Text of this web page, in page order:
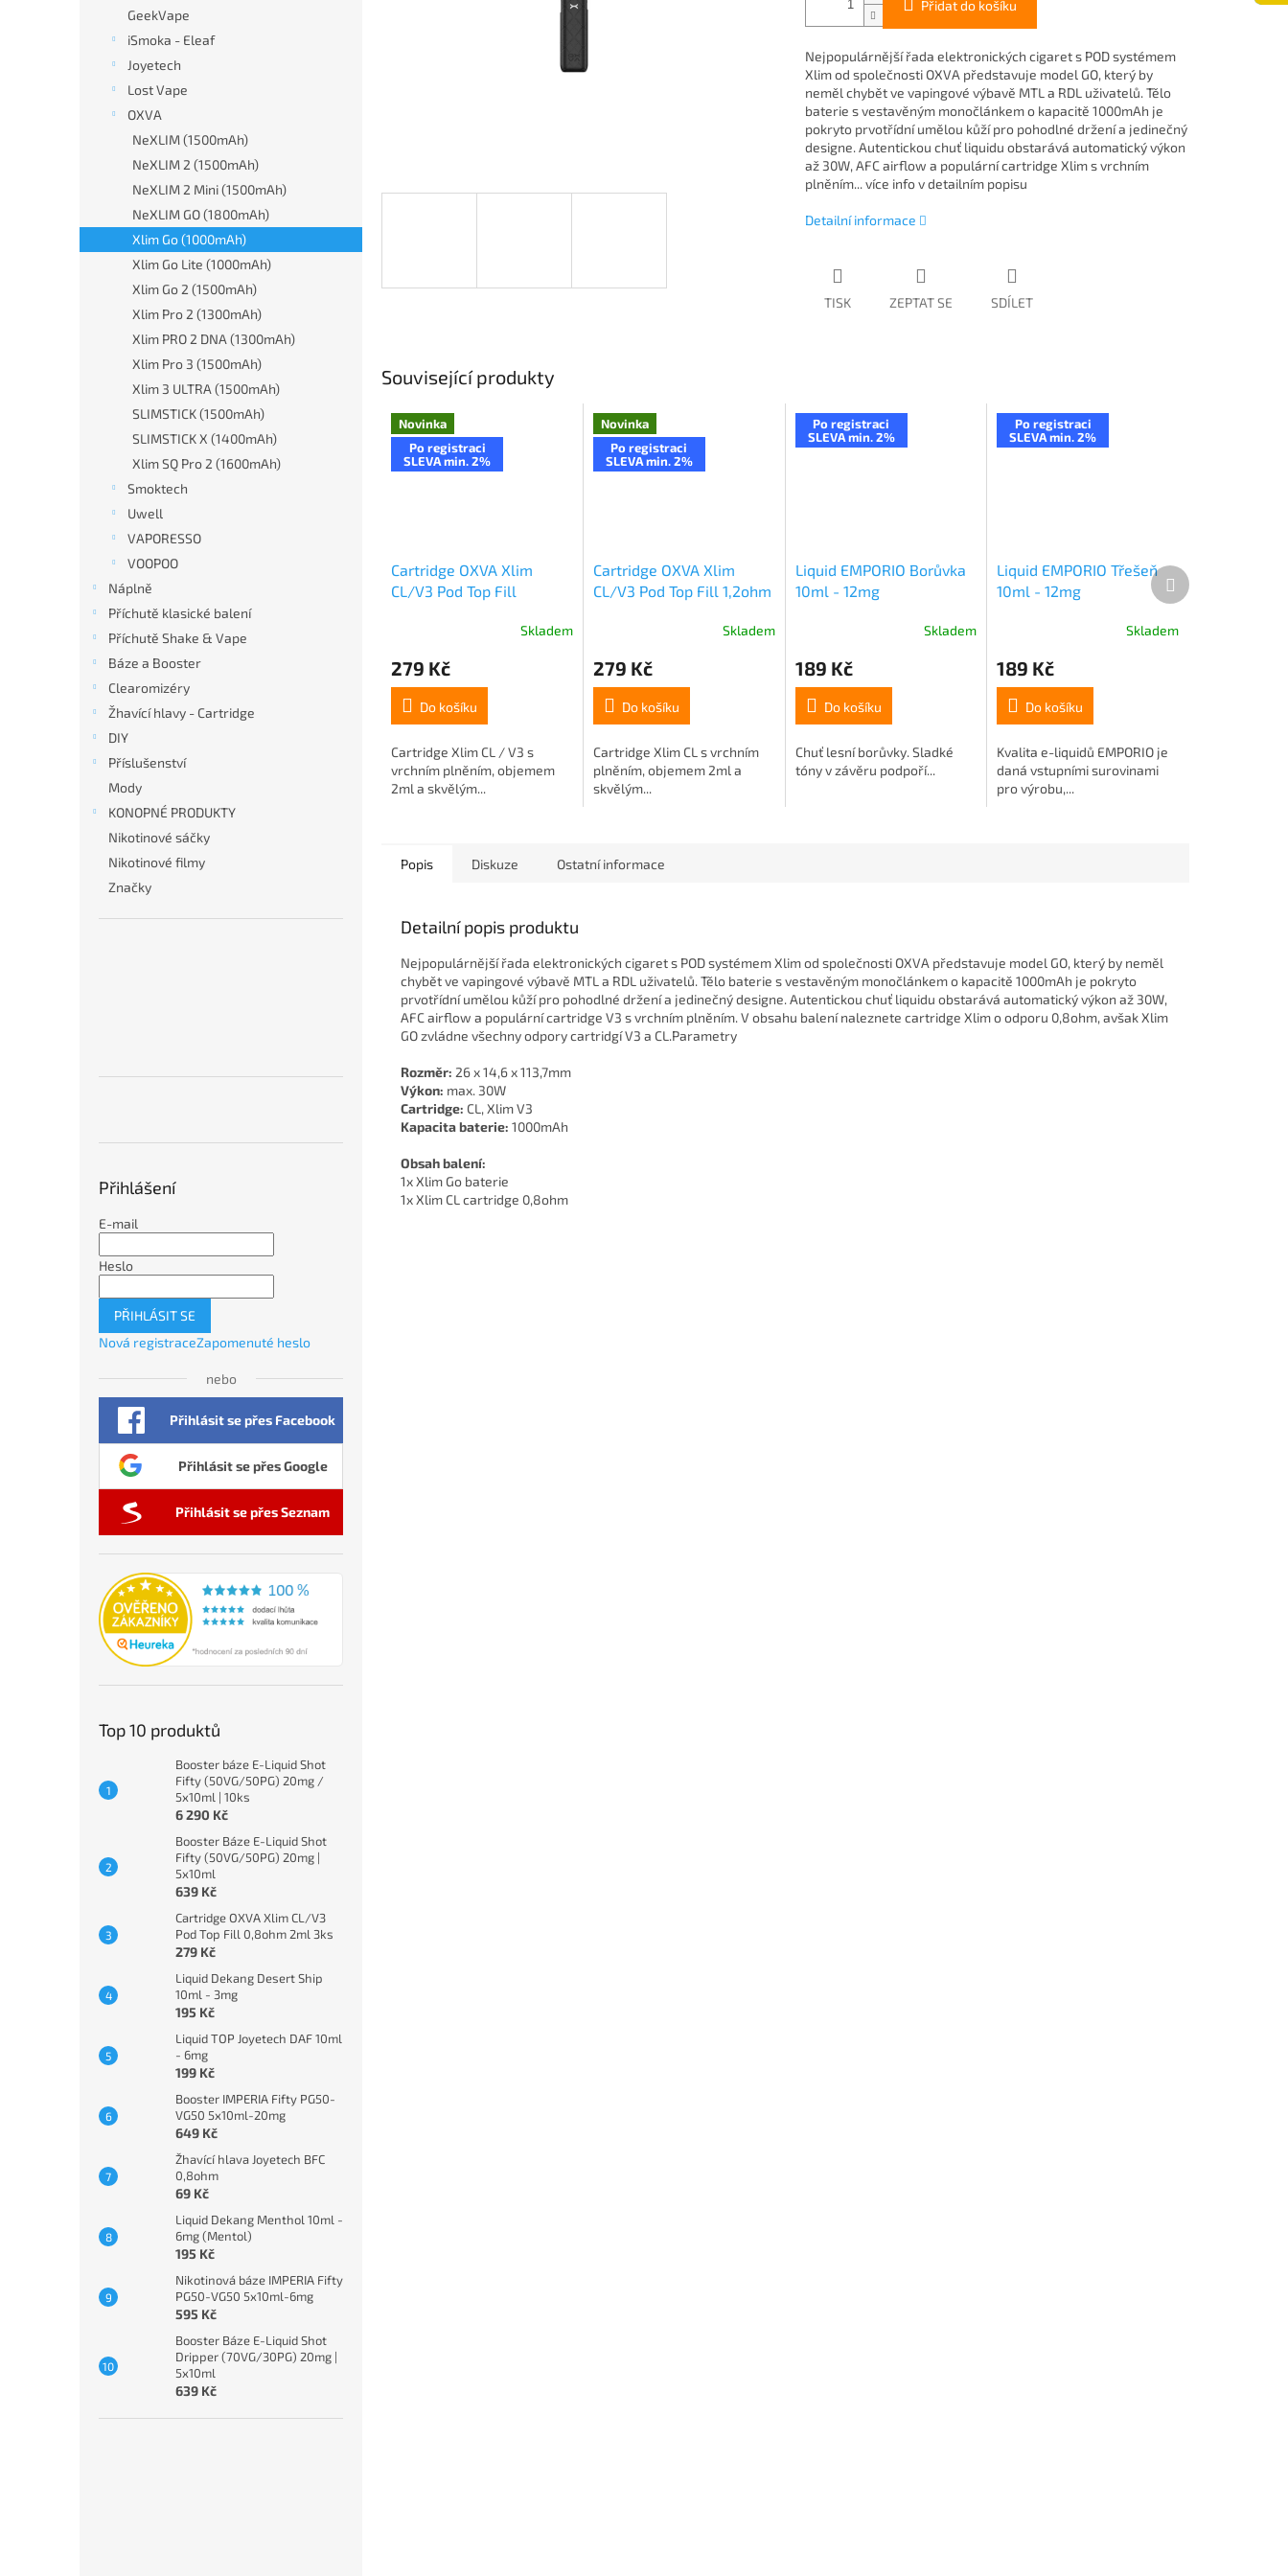
GeekVape
iSmoka - Eleaf
Joyetech
Lost Vape
OXVA
NeXLIM (1500mAh)
NeXLIM 2 (1500mAh)
NeXLIM 2 Mini (1500mAh)
NeXLIM GO (1800mAh)
Xlim Go (1000mAh)
Xlim Go Lite (1000mAh)
Xlim Go 2 (1500mAh)
Xlim Pro 2 (1300mAh)
Xlim PRO 2 DNA (1300mAh)
Xlim Pro 3 (1500mAh)
Xlim 3 ULTRA (1500mAh)
SLIMSTICK (1500mAh)
SLIMSTICK X (1400mAh)
Xlim SQ Pro 2 (1600mAh)
Smoktech
Uwell
VAPORESSO
VOOPOO
Náplně
Příchutě klasické balení
Příchutě Shake & Vape
Báze a Booster
Clearomizéry
Žhavící hlavy - Cartridge
DIY
Příslušenství
Mody
KONOPNÉ PRODUKTY
Nikotinové sáčky
Nikotinové filmy
Značky
Přihlášení
E-mail
Heslo
PŘIHLÁSIT SE
Nová registraceZapomenuté heslo
nebo
Přihlásit se přes Facebook
Přihlásit se přes Google
Přihlásit se přes Seznam
Top 10 produktů
Booster báze E-Liquid Shot
Fifty (50VG/50PG) 20mg /
5x10ml | 10ks
6 290 Kč
Booster Báze E-Liquid Shot
Fifty (50VG/50PG) 20mg |
5x10ml
639 Kč
Cartridge OXVA Xlim CL/V3
Pod Top Fill 0,8ohm 2ml 3ks
279 Kč
Liquid Dekang Desert Ship
10ml - 3mg
195 Kč
Liquid TOP Joyetech DAF 10ml
- 6mg
199 Kč
Booster IMPERIA Fifty PG50-
VG50 5x10ml-20mg
649 Kč
Žhavící hlava Joyetech BFC
0,8ohm
69 Kč
Liquid Dekang Menthol 10ml -
6mg (Mentol)
195 Kč
Nikotinová báze IMPERIA Fifty
PG50-VG50 5x10ml-6mg
595 Kč
Booster Báze E-Liquid Shot
Dripper (70VG/30PG) 20mg |
5x10ml
639 Kč
Přidat do košíku
Nejpopulárnější řada elektronických cigaret s POD systémem
Xlim od společnosti OXVA představuje model GO, který by
neměl chybět ve vapingové výbavě MTL a RDL uživatelů. Tělo
baterie s vestavěným monočlánkem o kapacitě 1000mAh je
pokryto prvotřídní umělou kůží pro pohodlné držení a jedinečný
designe. Autentickou chuť liquidu obstarává automatický výkon
až 30W, AFC airflow a populární cartridge Xlim s vrchním
plněním... více info v detailním popisu
Detailní informace
TISK ZEPTAT SE SDÍLET
Související produkty
Novinka
Po registraci
SLEVA min. 2%
Cartridge OXVA Xlim
CL/V3 Pod Top Fill
Skladem
279 Kč
Do košíku
Cartridge Xlim CL / V3 s
vrchním plněním, objemem
2ml a skvělým...
Novinka
Po registraci
SLEVA min. 2%
Cartridge OXVA Xlim
CL/V3 Pod Top Fill 1,2ohm
Skladem
279 Kč
Do košíku
Cartridge Xlim CL s vrchním
plněním, objemem 2ml a
skvělým...
Po registraci
SLEVA min. 2%
Liquid EMPORIO Borůvka
10ml - 12mg
Skladem
189 Kč
Do košíku
Chuť lesní borůvky. Sladké
tóny v závěru podpoří...
Po registraci
SLEVA min. 2%
Liquid EMPORIO Třešeň
10ml - 12mg
Skladem
189 Kč
Do košíku
Kvalita e-liquidů EMPORIO je
daná vstupními surovinami
pro výrobu,...
Další
produkt
Popis Diskuze Ostatní informace
Detailní popis produktu
Nejpopulárnější řada elektronických cigaret s POD systémem Xlim od společnosti OXVA představuje model GO, který by neměl
chybět ve vapingové výbavě MTL a RDL uživatelů. Tělo baterie s vestavěným monočlánkem o kapacitě 1000mAh je pokryto
prvotřídní umělou kůží pro pohodlné držení a jedinečný designe. Autentickou chuť liquidu obstarává automatický výkon až 30W,
AFC airflow a populární cartridge V3 s vrchním plněním. V obsahu balení naleznete cartridge Xlim o odporu 0,8ohm, avšak Xlim
GO zvládne všechny odpory cartridgí V3 a CL.Parametry
Rozměr: 26 x 14,6 x 113,7mm
Výkon: max. 30W
Cartridge: CL, Xlim V3
Kapacita baterie: 1000mAh
Obsah balení:
1x Xlim Go baterie
1x Xlim CL cartridge 0,8ohm